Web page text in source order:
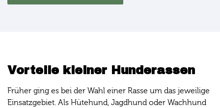
Vorteile kleiner Hunderassen
Früher ging es bei der Wahl einer Rasse um das jeweilige
Einsatzgebiet. Als Hütehund, Jagdhund oder Wachhund